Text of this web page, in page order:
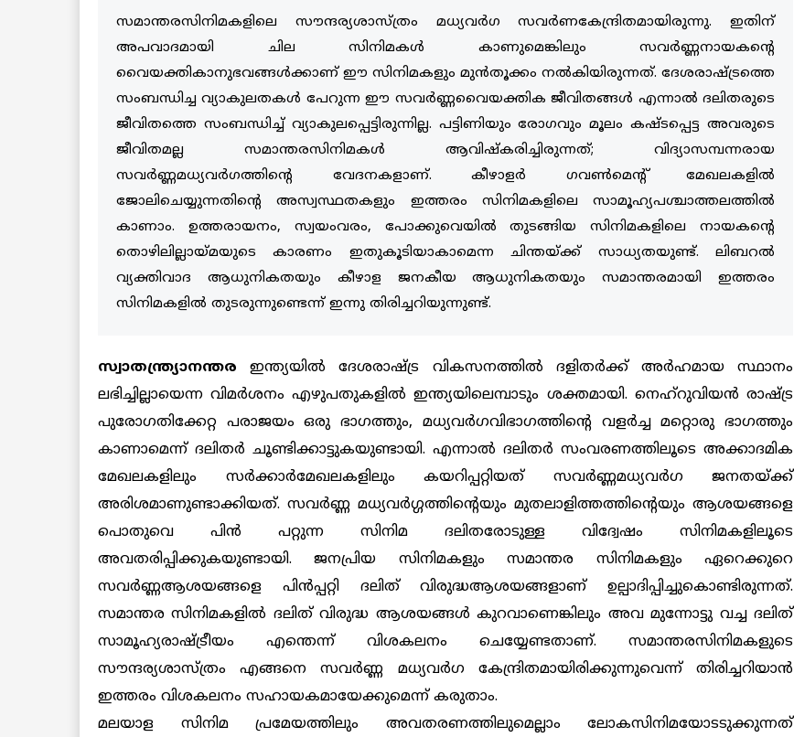
സമാന്തരസിനിമകളിലെ സൗന്ദര്യശാസ്ത്രം മധ്യവര്‍ഗ സവര്‍ണകേന്ദ്രിതമായിരുന്നു. ഇതിന്
അപവാദമായി ചില സിനിമകള്‍ കാണുമെങ്കിലും സവര്‍ണ്ണനായകന്റെ
വൈയക്തികാനുഭവങ്ങള്‍ക്കാണ് ഈ സിനിമകളും മുന്‍തൂക്കം നല്‍കിയിരുന്നത്. ദേശരാഷ്ട്രത്തെ
സംബന്ധിച്ച വ്യാകുലതകള്‍ പേറുന്ന ഈ സവര്‍ണ്ണവൈയക്തിക ജീവിതങ്ങള്‍ എന്നാല്‍ ദലിതരുടെ
ജീവിതത്തെ സംബന്ധിച്ച് വ്യാകുലപ്പെട്ടിരുന്നില്ല. പട്ടിണിയും രോഗവും മൂലം കഷ്ടപ്പെട്ട അവരുടെ
ജീവിതമല്ല സമാന്തരസിനിമകള്‍ ആവിഷ്‌കരിച്ചിരുന്നത്; വിദ്യാസമ്പന്നരായ
സവര്‍ണ്ണമധ്യവര്‍ഗത്തിന്റെ വേദനകളാണ്. കീഴാളര്‍ ഗവണ്‍മെന്റ് മേഖലകളില്‍
ജോലിചെയ്യുന്നതിന്റെ അസ്വസ്ഥതകളും ഇത്തരം സിനിമകളിലെ സാമൂഹ്യപശ്ചാത്തലത്തില്‍
കാണാം. ഉത്തരായനം, സ്വയംവരം, പോക്കുവെയില്‍ തുടങ്ങിയ സിനിമകളിലെ നായകന്റെ
തൊഴിലില്ലായ്മയുടെ കാരണം ഇതുകൂടിയാകാമെന്ന ചിന്തയ്ക്ക് സാധ്യതയുണ്ട്. ലിബറല്‍
വ്യക്തിവാദ ആധുനികതയും കീഴാള ജനകീയ ആധുനികതയും സമാന്തരമായി ഇത്തരം
സിനിമകളില്‍ തുടരുന്നുണ്ടെന്ന് ഇന്നു തിരിച്ചറിയുന്നുണ്ട്.
സ്വാതന്ത്ര്യാനന്തര ഇന്ത്യയില്‍ ദേശരാഷ്ട്ര വികസനത്തില്‍ ദളിതര്‍ക്ക് അര്‍ഹമായ സ്ഥാനം
ലഭിച്ചില്ലായെന്ന വിമര്‍ശനം എഴുപതുകളില്‍ ഇന്ത്യയിലെമ്പാടും ശക്തമായി. നെഹ്‌റുവിയന്‍ രാഷ്ട്ര
പുരോഗതിക്കേറ്റ പരാജയം ഒരു ഭാഗത്തും, മധ്യവര്‍ഗവിഭാഗത്തിന്റെ വളര്‍ച്ച മറ്റൊരു ഭാഗത്തും
കാണാമെന്ന് ദലിതര്‍ ചൂണ്ടിക്കാട്ടുകയുണ്ടായി. എന്നാല്‍ ദലിതര്‍ സംവരണത്തിലൂടെ അക്കാദമിക
മേഖലകളിലും സര്‍ക്കാര്‍മേഖലകളിലും കയറിപ്പറ്റിയത് സവര്‍ണ്ണമധ്യവര്‍ഗ ജനതയ്ക്ക്
അരിശമാണുണ്ടാക്കിയത്. സവര്‍ണ്ണ മധ്യവര്‍ഗ്ഗത്തിന്റെയും മുതലാളിത്തത്തിന്റെയും ആശയങ്ങളെ
പൊതുവെ പിന്‍ പറ്റുന്ന സിനിമ ദലിതരോടുള്ള വിദ്വേഷം സിനിമകളിലൂടെ
അവതരിപ്പിക്കുകയുണ്ടായി. ജനപ്രിയ സിനിമകളും സമാന്തര സിനിമകളും ഏറെക്കുറെ
സവര്‍ണ്ണആശയങ്ങളെ പിന്‍പ്പറ്റി ദലിത് വിരുദ്ധആശയങ്ങളാണ് ഉല്പാദിപ്പിച്ചുകൊണ്ടിരുന്നത്.
സമാന്തര സിനിമകളില്‍ ദലിത് വിരുദ്ധ ആശയങ്ങള്‍ കുറവാണെങ്കിലും അവ മുന്നോട്ടു വച്ച ദലിത്
സാമൂഹ്യരാഷ്ട്രീയം എന്തെന്ന് വിശകലനം ചെയ്യേണ്ടതാണ്. സമാന്തരസിനിമകളുടെ
സൗന്ദര്യശാസ്ത്രം എങ്ങനെ സവര്‍ണ്ണ മധ്യവര്‍ഗ കേന്ദ്രിതമായിരിക്കുന്നുവെന്ന് തിരിച്ചറിയാന്‍
ഇത്തരം വിശകലനം സഹായകമായേക്കുമെന്ന് കരുതാം.
മലയാള സിനിമ പ്രമേയത്തിലും അവതരണത്തിലുമെല്ലാം ലോകസിനിമയോടടുക്കുന്നത്